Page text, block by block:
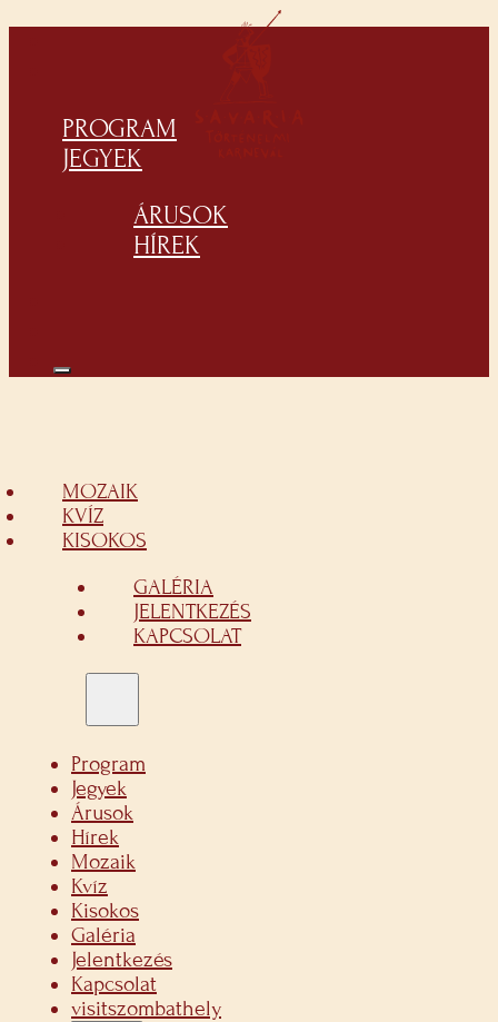
PROGRAM
JEGYEK
ÁRUSOK
HÍREK
MOZAIK
KVÍZ
KISOKOS
GALÉRIA
JELENTKEZÉS
KAPCSOLAT
Program
Jegyek
Árusok
Hírek
Mozaik
Kvíz
Kisokos
Galéria
Jelentkezés
Kapcsolat
visitszombathely